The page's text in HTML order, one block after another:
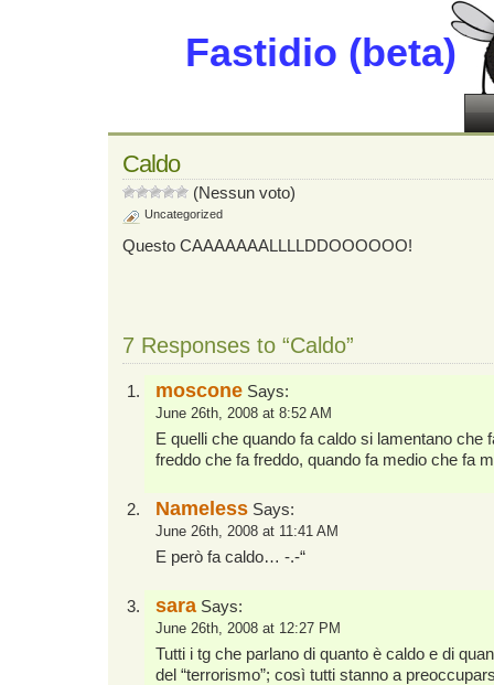
Fastidio (beta)
Caldo
(Nessun voto)
Uncategorized
Questo CAAAAAAALLLLDDOOOOOO!
7 Responses to “Caldo”
moscone Says:
June 26th, 2008 at 8:52 AM
E quelli che quando fa caldo si lamentano che
freddo che fa freddo, quando fa medio che fa
Nameless Says:
June 26th, 2008 at 11:41 AM
E però fa caldo… -.-“
sara Says:
June 26th, 2008 at 12:27 PM
Tutti i tg che parlano di quanto è caldo e di
del “terrorismo”; così tutti stanno a